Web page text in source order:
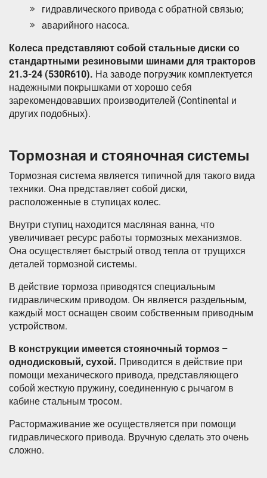
гидравлического привода с обратной связью;
аварийного насоса.
Колеса представляют собой стальные диски со
стандартными резиновыми шинами для тракторов
21.3-24 (530R610). На заводе погрузчик комплектуется
надежными покрышками от хорошо себя
зарекомендовавших производителей (Continental и
других подобных).
Тормозная и стояночная системы
Тормозная система является типичной для такого вида
техники. Она представляет собой диски,
расположенные в ступицах колес.
Внутри ступиц находится масляная ванна, что
увеличивает ресурс работы тормозных механизмов.
Она осуществляет быстрый отвод тепла от трущихся
деталей тормозной системы.
В действие тормоза приводятся специальным
гидравлическим приводом. Он является раздельным,
каждый мост оснащен своим собственным приводным
устройством.
В конструкции имеется стояночный тормоз –
однодисковый, сухой. Приводится в действие при
помощи механического привода, представляющего
собой жесткую пружину, соединенную с рычагом в
кабине стальным тросом.
Растормаживание же осуществляется при помощи
гидравлического привода. Вручную сделать это очень
сложно.